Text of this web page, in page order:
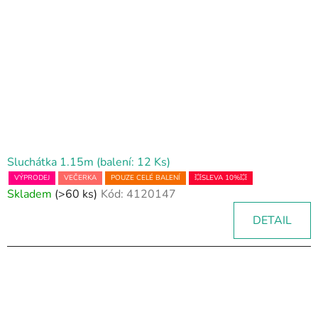
Sluchátka 1.15m (balení: 12 Ks)
VÝPRODEJ VEČERKA POUZE CELÉ BALENÍ 💥SLEVA 10%💥
Skladem (>60 ks) Kód: 4120147
DETAIL